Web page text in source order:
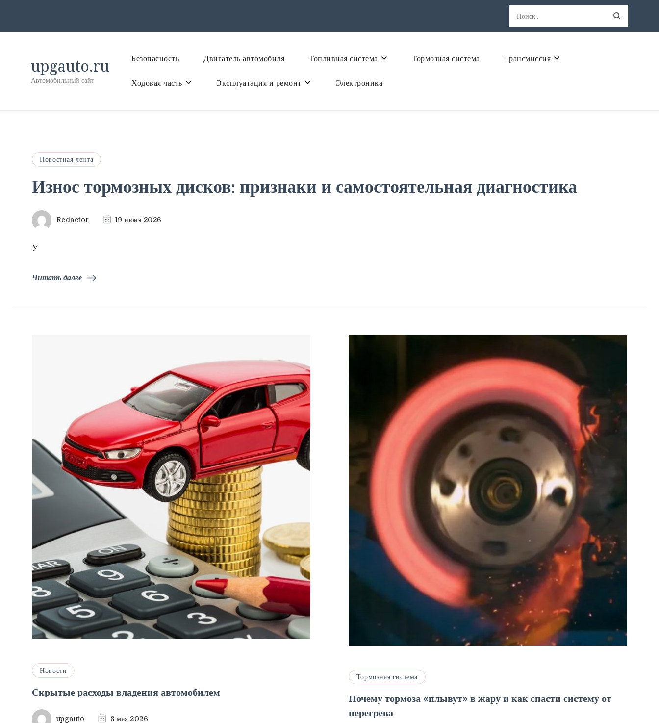
Найти:
upgauto.ru
Автомобильный сайт
Безопасность Двигатель автомобиля Топливная система Тормозная система Трансмиссия
Ходовая часть Эксплуатация и ремонт Электроника
Новостная лента
Износ тормозных дисков: признаки и самостоятельная диагностика
Redactor 19 июня 2026
У
Читать далее
Новости
Скрытые расходы владения автомобилем
upgauto 8 мая 2026
Тормозная система
Почему тормоза «плывут» в жару и как спасти систему от
перегрева